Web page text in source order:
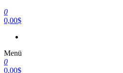
0
0,00$
Menü
0
0,00$